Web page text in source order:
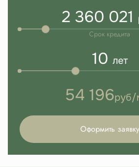
2 360 021
Срок кредита
10 лет
54 196руб/
Оформить заявку